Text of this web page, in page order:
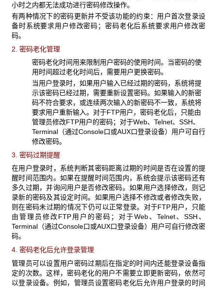
小时之内都无法成功进行密码修改操作。
有两种情况下的密码更新并不受该功能的约束：用户首次登录设
备时系统要求用户修改密码；密码老化后系统要求用户修改密
码。
2. 密码老化管理
密码老化时间用来限制用户密码的使用时间。当密码的使
用时间超过老化时间后，需要用户更换密码。
当用户登录时，如果用户输入已经过期的密码，系统将提
示该密码已经过期，需要重新设置密码。如果输入的新密
码不符合要求，或连续两次输入的新密码不一致，系统将
要求用户重新输入。对于FTP用户，密码老化后，只能由
管理员修改FTP用户的密码；对于Web、Telnet、SSH、
Terminal（通过Console口或AUX口登录设备）用户可自行
修改密码。
3. 密码过期提醒
在用户登录时，系统判断其密码距离过期的时间是否在设置的提
醒时间范围内。如果在提醒时间范围内，系统会提示该密码还有
多久过期，并询问用户是否修改密码。如果用户选择修改，则记
录新的密码及其设定时间。如果用户选择不修改或者修改失败，
则在密码未过期的情况下仍可以正常登录。对于FTP用户，只能
由管理员修改FTP用户的密码；对于Web、Telnet、SSH、
Terminal（通过Console口或AUX口登录设备）用户可自行修改密
码。
4. 密码老化后允许登录管理
管理员可以设置用户密码过期后在指定的时间内还能登录设备指
定的次数。这样，密码老化的用户不需要立即更新密码，依然可
以登录设备。例如，管理员设置密码老化后允许用户登录的时间